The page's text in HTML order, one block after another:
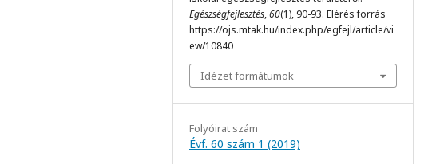
Egészségfejlesztés,60(1), 90-93. Elérés forrás
https://ojs.mtak.hu/index.php/egfejl/article/vi
ew/10840
Idézet formátumok
Folyóirat szám
Évf. 60 szám 1 (2019)